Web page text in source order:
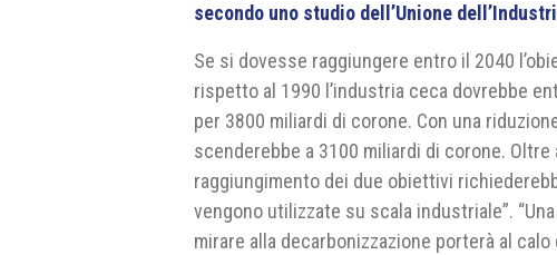
secondo uno studio dell’Unione
Se si dovesse raggiungere entro il 2040
rispetto al 1990 l’industria ceca dovrebbe
per 3800 miliardi di corone. Con una
scenderebbe a 3100 miliardi di corone.
raggiungimento dei due obiettivi
vengono utilizzate su scala industriale”.
mirare alla decarbonizzazione porterà al